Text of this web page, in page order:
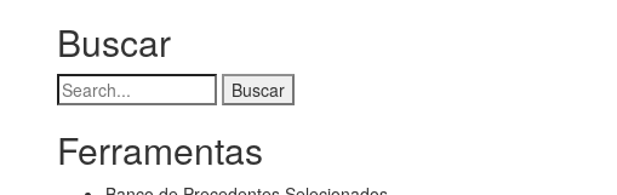
de
usuário
Buscar
Buscar
Ferramentas